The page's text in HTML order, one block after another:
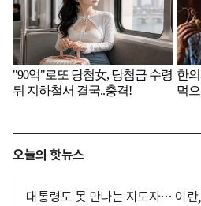
오늘의 핫뉴스
대통령도 못 만나는 지도자… 이란